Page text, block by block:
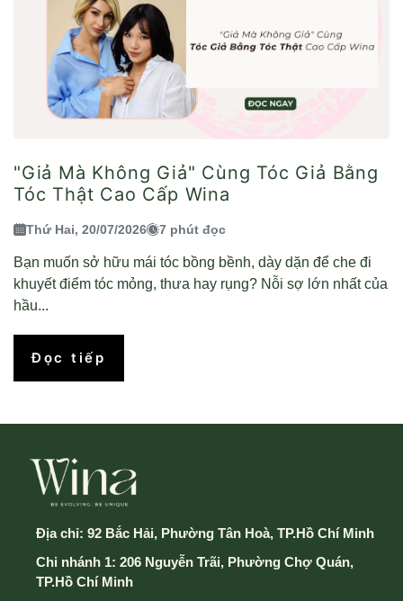
"Giả Mà Không Giả" Cùng Tóc Giả Bằng
Tóc Thật Cao Cấp Wina
Thứ Hai, 20/07/2026 7 phút đọc
Bạn muốn sở hữu mái tóc bồng bềnh, dày dặn để che đi
khuyết điểm tóc mỏng, thưa hay rụng? Nỗi sợ lớn nhất của
hầu...
Đọc tiếp
Địa chỉ: 92 Bắc Hải, Phường Tân Hoà, TP.Hồ Chí Minh
Chi nhánh 1: 206 Nguyễn Trãi, Phường Chợ Quán,
TP.Hồ Chí Minh